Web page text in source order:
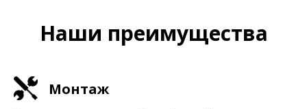
Наши преимущества
Монтаж